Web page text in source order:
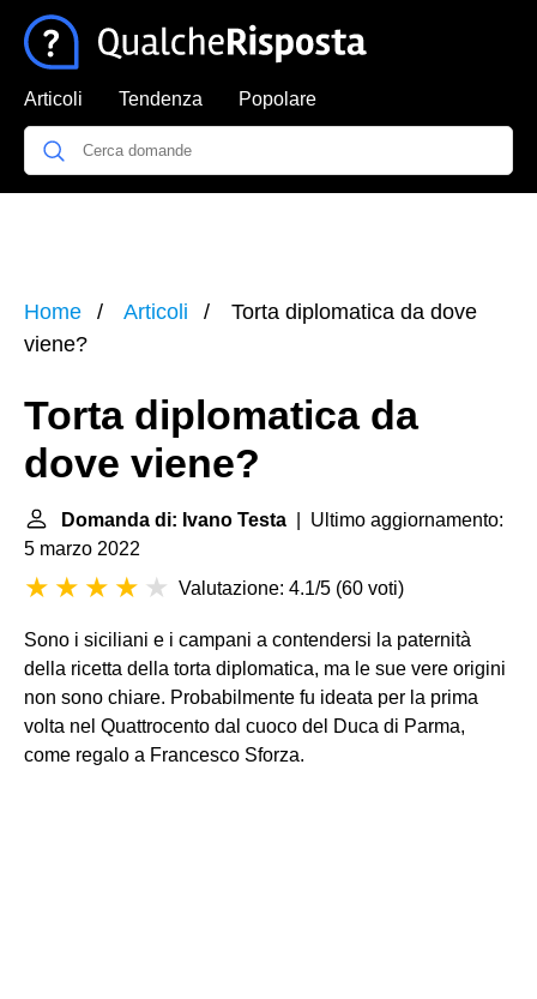
Articoli Tendenza Popolare
Home Articoli
Torta diplomatica da dove
viene?
Torta diplomatica da
dove viene?
Domanda di: Ivano Testa | Ultimo aggiornamento:
5 marzo 2022
Valutazione: 4.1/5 (60 voti)
Sono i siciliani e i campani a contendersi la paternità
della ricetta della torta diplomatica, ma le sue vere origini
non sono chiare. Probabilmente fu ideata per la prima
volta nel Quattrocento dal cuoco del Duca di Parma,
come regalo a Francesco Sforza.